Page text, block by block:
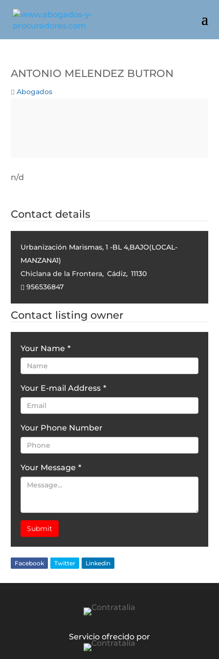
Antonio Melendez Butron
Abogados
n/d
Contact details
Urbanización Marismas, 1 -BL 4,BAJO(LOCAL-
MANZANA1)
Chiclana de la Frontera, Cádiz, 11130
956536847
Contact listing owner
Your Name *
Your E-mail Address *
Your Phone Number
Your Message *
Submit
Facebook Twitter Linkedin
Servicio ofrecido por